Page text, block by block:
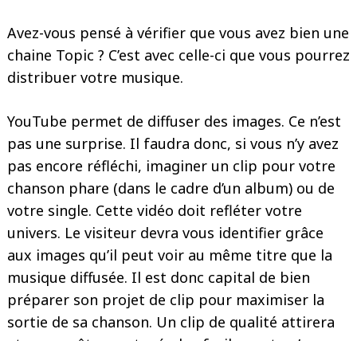
Avez-vous pensé à vérifier que vous avez bien une
chaine Topic ? C’est avec celle-ci que vous pourrez
distribuer votre musique.
YouTube permet de diffuser des images. Ce n’est
pas une surprise. Il faudra donc, si vous n’y avez
pas encore réfléchi, imaginer un clip pour votre
chanson phare (dans le cadre d’un album) ou de
votre single. Cette vidéo doit refléter votre
univers. Le visiteur devra vous identifier grâce
aux images qu’il peut voir au même titre que la
musique diffusée. Il est donc capital de bien
préparer son projet de clip pour maximiser la
sortie de sa chanson. Un clip de qualité attirera